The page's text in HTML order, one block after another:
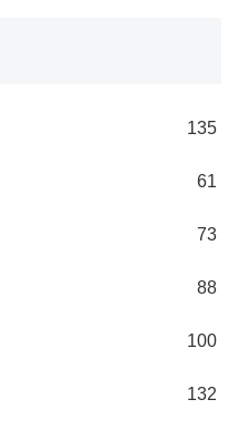
135
61
73
88
100
132